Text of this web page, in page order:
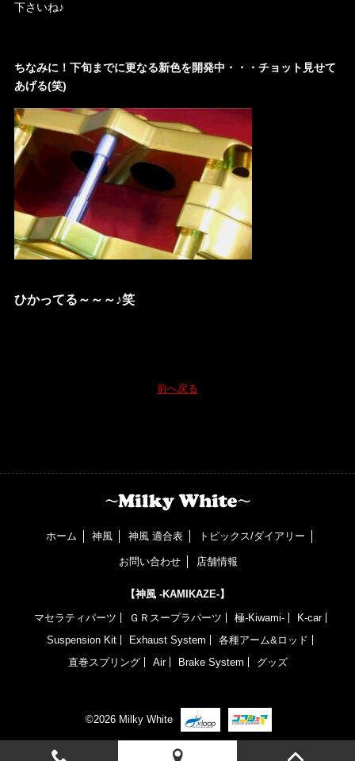
下さいね♪
ちなみに！下旬までに更なる新色を開発中・・・チョット見せて
あげる(笑)
ひかってる～～～♪笑
前へ戻る
ホーム 神風 神風 適合表 トピックス/ダイアリー
お問い合わせ 店舗情報
【神風 -KAMIKAZE-】
マセラティパーツ
ＧＲスープラパーツ 極-Kiwami-
K-car
Suspension Kit
Exhaust System
各種アーム&ロッド
直巻スプリング
Air Brake System グッズ
©2026 Milky White